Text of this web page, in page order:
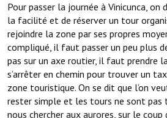
Pour passer la journée à Vinicunca, on
la facilité et de réserver un tour
rejoindre la zone par ses propres
compliqué, il faut passer un peu plus
pas sur un axe routier, il faut prendre
s’arrêter en chemin pour trouver un
zone touristique. On se dit que l’on
rester simple et les tours ne sont pas
nous chercher aux aurores, sur le